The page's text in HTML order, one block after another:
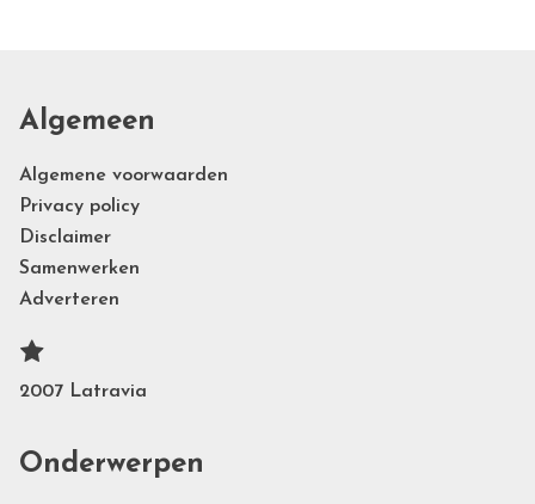
Algemeen
Algemene voorwaarden
Privacy policy
Disclaimer
Samenwerken
Adverteren
2007 Latravia
Onderwerpen